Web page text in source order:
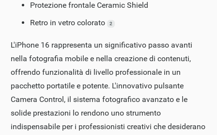
Protezione frontale Ceramic Shield
Retro in vetro colorato
2
L'iPhone 16 rappresenta un significativo passo avanti
nella fotografia mobile e nella creazione di contenuti,
offrendo funzionalità di livello professionale in un
pacchetto portatile e potente. L'innovativo pulsante
Camera Control, il sistema fotografico avanzato e le
solide prestazioni lo rendono uno strumento
indispensabile per i professionisti creativi che desiderano